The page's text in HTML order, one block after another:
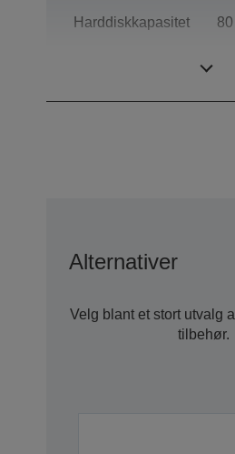
Harddiskkapasitet
Alternativer
Velg blant et stort utvalg
tilbehør.